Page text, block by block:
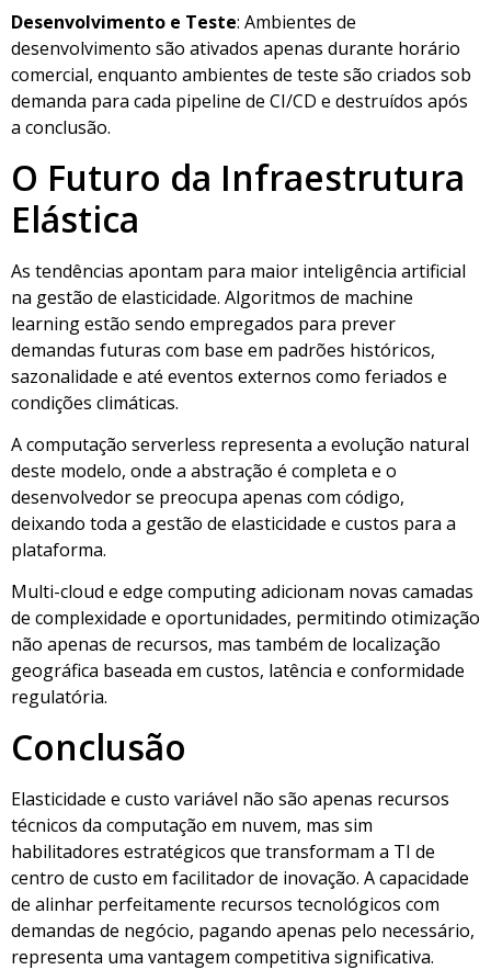
Desenvolvimento e Teste: Ambientes de
desenvolvimento são ativados apenas durante horário
comercial, enquanto ambientes de teste são criados sob
demanda para cada pipeline de CI/CD e destruídos após
a conclusão.
O Futuro da Infraestrutura
Elástica
As tendências apontam para maior inteligência artificial
na gestão de elasticidade. Algoritmos de machine
learning estão sendo empregados para prever
demandas futuras com base em padrões históricos,
sazonalidade e até eventos externos como feriados e
condições climáticas.
A computação serverless representa a evolução natural
deste modelo, onde a abstração é completa e o
desenvolvedor se preocupa apenas com código,
deixando toda a gestão de elasticidade e custos para a
plataforma.
Multi-cloud e edge computing adicionam novas camadas
de complexidade e oportunidades, permitindo otimização
não apenas de recursos, mas também de localização
geográfica baseada em custos, latência e conformidade
regulatória.
Conclusão
Elasticidade e custo variável não são apenas recursos
técnicos da computação em nuvem, mas sim
habilitadores estratégicos que transformam a TI de
centro de custo em facilitador de inovação. A capacidade
de alinhar perfeitamente recursos tecnológicos com
demandas de negócio, pagando apenas pelo necessário,
representa uma vantagem competitiva significativa.